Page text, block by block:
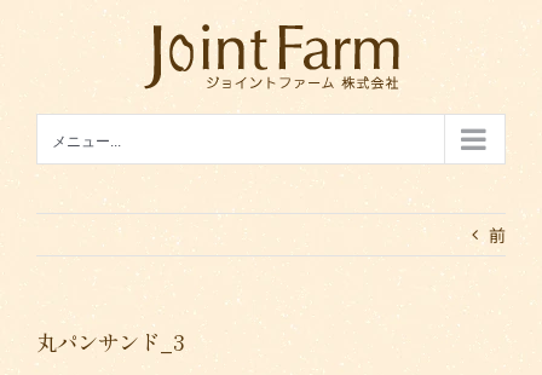
メニュー...
前
丸パンサンド_3